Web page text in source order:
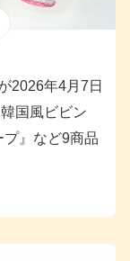
2026年4月7日
国風ビビン
』など9商品